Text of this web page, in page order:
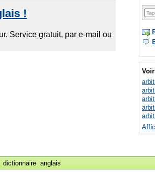
dictionnaire anglais